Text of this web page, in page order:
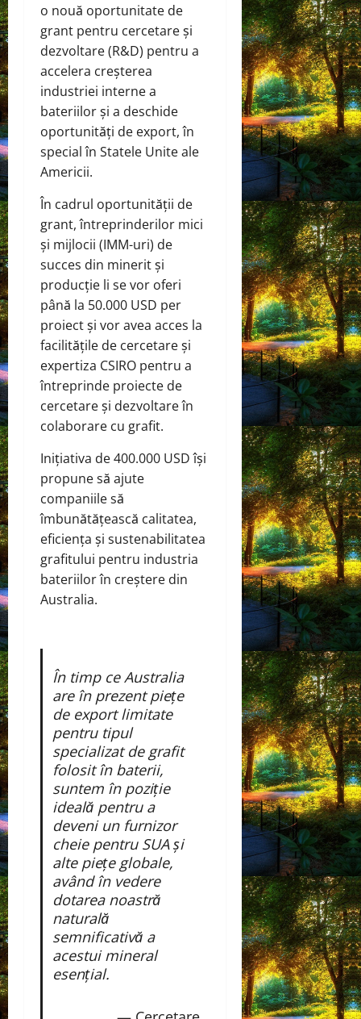
o nouă oportunitate de
grant pentru cercetare și
dezvoltare (R&D) pentru a
accelera creșterea
industriei interne a
bateriilor și a deschide
oportunități de export, în
special în Statele Unite ale
Americii.
În cadrul oportunității de
grant, întreprinderilor mici
și mijlocii (IMM-uri) de
succes din minerit și
producție li se vor oferi
până la 50.000 USD per
proiect și vor avea acces la
facilitățile de cercetare și
expertiza CSIRO pentru a
întreprinde proiecte de
cercetare și dezvoltare în
colaborare cu grafit.
Inițiativa de 400.000 USD își
propune să ajute
companiile să
îmbunătățească calitatea,
eficiența și sustenabilitatea
grafitului pentru industria
bateriilor în creștere din
Australia.
În timp ce Australia
are în prezent piețe
de export limitate
pentru tipul
specializat de grafit
folosit în baterii,
suntem în poziție
ideală pentru a
deveni un furnizor
cheie pentru SUA și
alte piețe globale,
având în vedere
dotarea noastră
naturală
semnificativă a
acestui mineral
esențial.